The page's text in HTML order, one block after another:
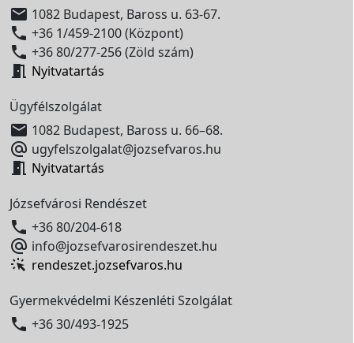
 1082 Budapest, Baross u. 63-67.
 +36 1/459-2100 (Központ)
 +36 80/277-256 (Zöld szám)
 Nyitvatartás
Ügyfélszolgálat
 1082 Budapest, Baross u. 66–68.
 ugyfelszolgalat@jozsefvaros.hu
 Nyitvatartás
Józsefvárosi Rendészet
 +36 80/204-618
 info@jozsefvarosirendeszet.hu
rendeszet.jozsefvaros.hu
Gyermekvédelmi Készenléti Szolgálat
 +36 30/493-1925